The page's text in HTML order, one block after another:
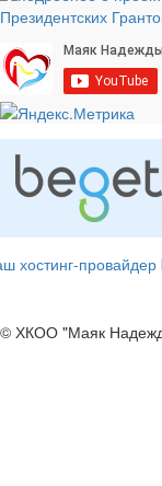
хостинг-
© ХКОО "Маяк